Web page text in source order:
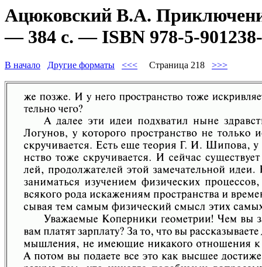
Ацюковский В.А.
— 384 с. — ISBN 978-5-
В начало Другие форматы <<< Страница 218 >>>